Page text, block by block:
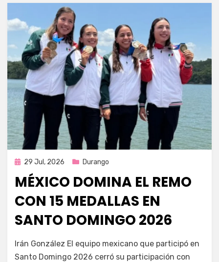
Publicada
29 Jul, 2026 Durango
MÉXICO DOMINA EL REMO
CON 15 MEDALLAS EN
SANTO DOMINGO 2026
por Fernando Miranda Servín
Irán González El equipo mexicano que participó en
Santo Domingo 2026 cerró su participación con